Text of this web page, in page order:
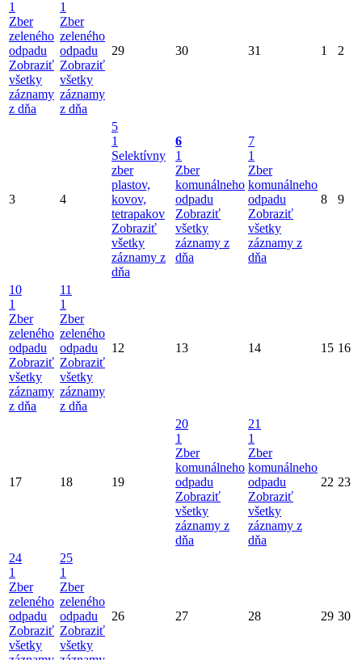
1
Zber
zeleného
odpadu
Zobraziť
všetky
záznamy
z dňa
1
Zber
zeleného
odpadu
Zobraziť
všetky
záznamy
z dňa
29 30 31 1 2
3 4
5
1
Selektívny
zber
plastov,
kovov,
tetrapakov
Zobraziť
všetky
záznamy z
dňa
6
1
Zber
komunálneho
odpadu
Zobraziť
všetky
záznamy z
dňa
7
1
Zber
komunálneho
odpadu
Zobraziť
všetky
záznamy z
dňa
8 9
10
1
Zber
zeleného
odpadu
Zobraziť
všetky
záznamy
z dňa
11
1
Zber
zeleného
odpadu
Zobraziť
všetky
záznamy
z dňa
12 13 14 15 16
17 18 19
20
1
Zber
komunálneho
odpadu
Zobraziť
všetky
záznamy z
dňa
21
1
Zber
komunálneho
odpadu
Zobraziť
všetky
záznamy z
dňa
22 23
24
1
Zber
zeleného
odpadu
Zobraziť
všetky
25
1
Zber
zeleného
odpadu
Zobraziť
všetky
26 27 28 29 30